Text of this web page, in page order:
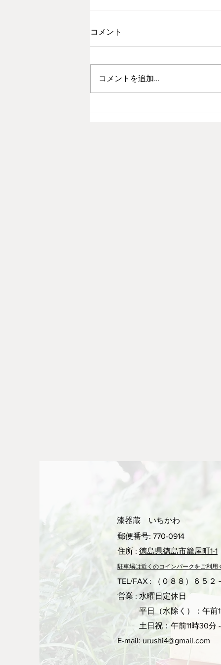
コメント
コメントを追加…
漆器蔵 いちかわ
郵便番号: 770-0914
住所 : 徳島県徳島市籠屋町1-1
駐車場は近くのコ インパークをご利用
TEL/FAX : （０８８）６５２
営業 : 水曜日定休日
平日（水除く）：午前11
土日祝：午前11時30分 -
E-mail: urushi4@gmail.com